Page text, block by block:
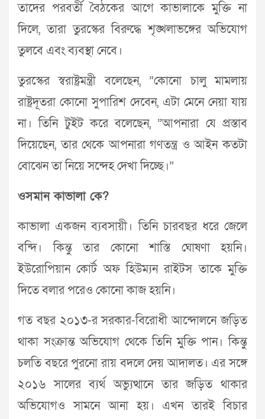
তাদের পরবর্তী বৈঠকের আগে কাভালাকে মুক্তি না
দিলে, তারা তুরস্কের বিরুদ্ধে শৃঙ্খলাভঙ্গের অভিযোগ
তুলবে এবং ব্যবস্থা নেবে।
তুরস্কের স্বরাষ্ট্রমন্ত্রী বলেছেন, ”কোনো চালু মামলায়
রাষ্ট্রদূতরা কোনো সুপারিশ দেবেন, এটা মেনে নেয়া যায়
না। তিনি টুইট করে বলেছেন, ”আপনারা যে প্রস্তাব
দিয়েছেন, তার থেকে আপনারা গণতন্ত্র ও আইন কতটা
বোঝেন তা নিয়ে সন্দেহ দেখা দিচ্ছে।”
ওসমান কাভালা কে?
কাভালা একজন ব্যবসায়ী। তিনি চারবছর ধরে জেলে
বন্দি। কিন্তু তার কোনো শাস্তি ঘোষণা হয়নি।
ইউরোপিয়ান কোর্ট অফ হিউম্যন রাইটস তাকে মুক্তি
দিতে বলার পরেও কোনো কাজ হয়নি।
গত বছর ২০১৩-র সরকার-বিরোধী আন্দোলনে জড়িত
থাকা সংক্রান্ত অভিযোগ থেকে তিনি মুক্তি পান। কিন্তু
চলতি বছরে পুরনো রায় বদলে দেয় আদালত। এর সঙ্গে
২০১৬ সালের ব্যর্থ অভ্যুত্থানে তার জড়িত থাকার
অভিযোগও সামনে আনা হয়। এখন তারই বিচার